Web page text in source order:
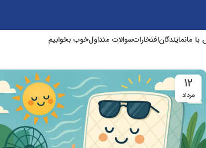
با مانمایندگانافتخاراتسوالات متداولخوب بخوابیم
۱۲
مرداد